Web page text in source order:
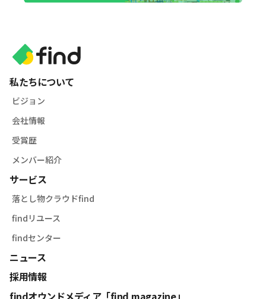
私たちについて
ビジョン
会社情報
受賞歴
メンバー紹介
サービス
落とし物クラウドfind
findリユース
findセンター
ニュース
採用情報
findオウンドメディア「find magazine」